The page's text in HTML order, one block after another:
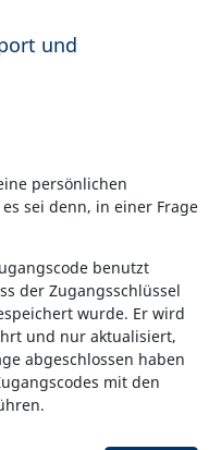
und
persönlichen
sei denn, in einer Frage
benutzt
der Zugangsschlüssel
wurde. Er wird
und nur aktualisiert,
abgeschlossen haben
mit den